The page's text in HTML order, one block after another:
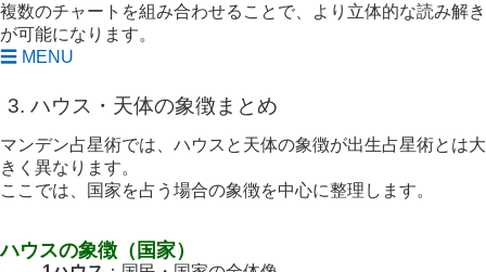
複数のチャートを組み合わせることで、より立体的な読み解き
が可能になります。
☰ MENU
3. ハウス・天体の象徴まとめ
マンデン占星術では、ハウスと天体の象徴が出生占星術とは大
きく異なります。
ここでは、国家を占う場合の象徴を中心に整理します。
ハウスの象徴（国家）